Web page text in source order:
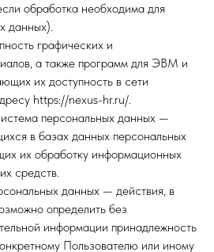
обработка необходима для
данных).
графических и
а также программ для ЭВМ и
их доступность в сети
https://nexus-hr.ru/.
персональных данных —
в базах данных персональных
их обработку информационных
средств.
данных — действия, в
определить без
информации принадлежность
Пользователю или иному